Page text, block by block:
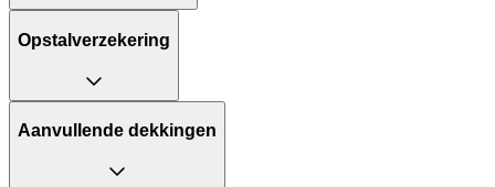
Opstalverzekering
Aanvullende dekkingen